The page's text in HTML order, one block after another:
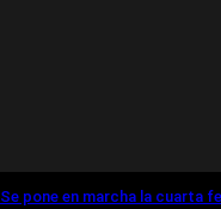
Se pone en marcha la cuarta